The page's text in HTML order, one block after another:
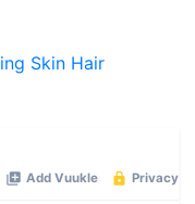
Skin Hair